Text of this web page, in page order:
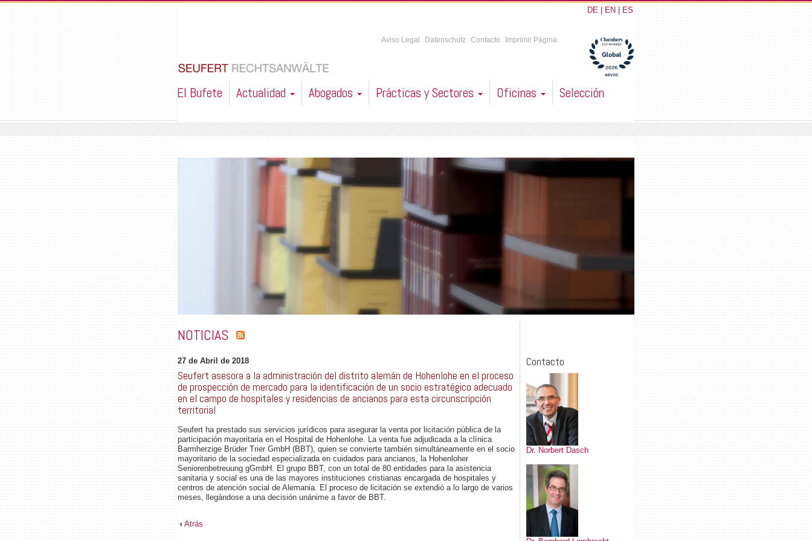
DE EN ES
Aviso Legal Datenschutz Contacto Imprimir Página
El Bufete Actualidad Abogados Prácticas y Sectores Oficinas Selección
NOTICIAS
27 de Abril de 2018
Seufert asesora a la administración del distrito alemán de Hohenlohe en el proceso
de prospección de mercado para la identificación de un socio estratégico adecuado
en el campo de hospitales y residencias de ancianos para esta circunscripción
territorial
Seufert ha prestado sus servicios jurídicos para asegurar la venta por licitación pública de la
participación mayoritaria en el Hospital de Hohenlohe. La venta fue adjudicada a la clínica
Barmherzige Brüder Trier GmbH (BBT), quien se convierte también simultáneamente en el socio
mayoritario de la sociedad especializada en cuidados para ancianos, la Hohenloher
Seniorenbetreuung gGmbH. El grupo BBT, con un total de 80 entidades para la asistencia
sanitaria y social es una de las mayores instituciones cristianas encargada de hospitales y
centros de atención social de Alemania. El proceso de licitación se extendió a lo largo de varios
meses, llegándose a una decisión unánime a favor de BBT.
Atrás
Contacto
Dr. Norbert Dasch